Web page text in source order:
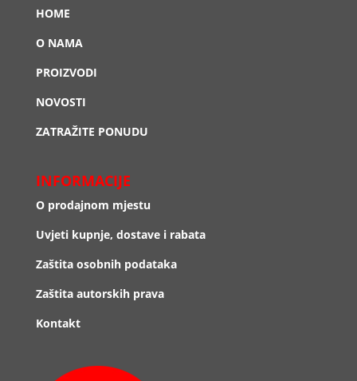
HOME
O NAMA
PROIZVODI
NOVOSTI
ZATRAŽITE PONUDU
INFORMACIJE
O prodajnom mjestu
Uvjeti kupnje, dostave i rabata
Zaštita osobnih podataka
Zaštita autorskih prava
Kontakt